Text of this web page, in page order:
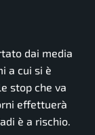
dai media
a cui si è
stop che va
effettuerà
è a rischio.